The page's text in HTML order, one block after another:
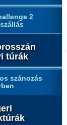
2
túrák
szánozás